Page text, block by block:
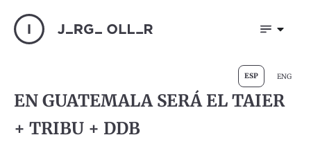
ESP ENG
EN GUATEMALA SERÁ EL TAIER
+ TRIBU + DDB